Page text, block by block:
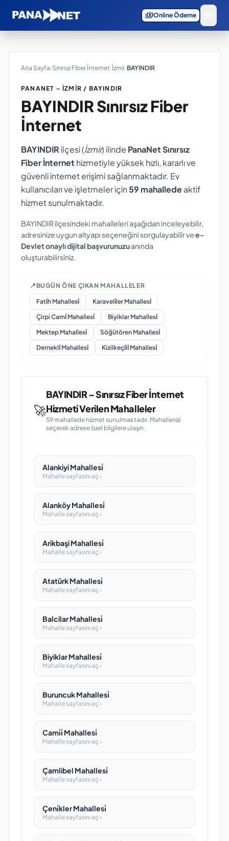
paymentsOnline Ödeme
Ana Sayfa›Sınırsız Fiber İnternet›İzmir›BAYINDIR
PANANET – İZMIR / BAYINDIR
BAYINDIRSınırsız Fiber
İnternet
BAYINDIRilçesi (İzmir) ilinde PanaNet Sınırsız
Fiber İnternet hizmetiyle yüksek hızlı, kararlı ve
güvenli internet erişimi sağlanmaktadır. Ev
kullanıcıları ve işletmeler için59 mahalledeaktif
hizmet sunulmaktadır.
BAYINDIR ilçesindeki mahalleleri aşağıdan inceleyebilir,
adresinize uygun altyapı seçeneğini sorgulayabilir vee-
Devlet onaylı dijital başvurunuzuanında
oluşturabilirsiniz.
📍 BUGÜN ÖNE ÇIKAN MAHALLELER
Fati̇h Mahallesi̇
Karaveli̇ler Mahallesi̇
Çirpi Cami̇ Mahallesi̇
Biyiklar Mahallesi̇
Mektep Mahallesi̇
Söğütören Mahallesi̇
Dernekli̇ Mahallesi̇
Kizilkeçi̇li̇ Mahallesi̇
🚀
BAYINDIR – Sınırsız Fiber İnternet
Hizmeti Verilen Mahalleler
59 mahallede hizmet sunulmaktadır. Mahallenizi
seçerek adrese özel bilgilere ulaşın.
Alankiyi Mahallesi̇
Mahalle sayfasını aç ›
Alanköy Mahallesi̇
Mahalle sayfasını aç ›
Arikbaşi Mahallesi̇
Mahalle sayfasını aç ›
Atatürk Mahallesi̇
Mahalle sayfasını aç ›
Balcilar Mahallesi̇
Mahalle sayfasını aç ›
Biyiklar Mahallesi̇
Mahalle sayfasını aç ›
Buruncuk Mahallesi̇
Mahalle sayfasını aç ›
Cami̇i̇ Mahallesi̇
Mahalle sayfasını aç ›
Çamlibel Mahallesi̇
Mahalle sayfasını aç ›
Çeni̇kler Mahallesi̇
Mahalle sayfasını aç ›